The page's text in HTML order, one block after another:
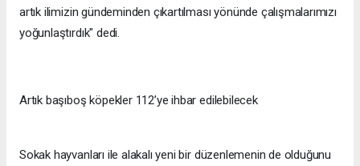
artık ilimizin gündeminden çıkartılması yönünde çalışmalarımızı
yoğunlaştırdık" dedi.
Artık başıboş köpekler 112’ye ihbar edilebilecek
Sokak hayvanları ile alakalı yeni bir düzenlemenin de olduğunu